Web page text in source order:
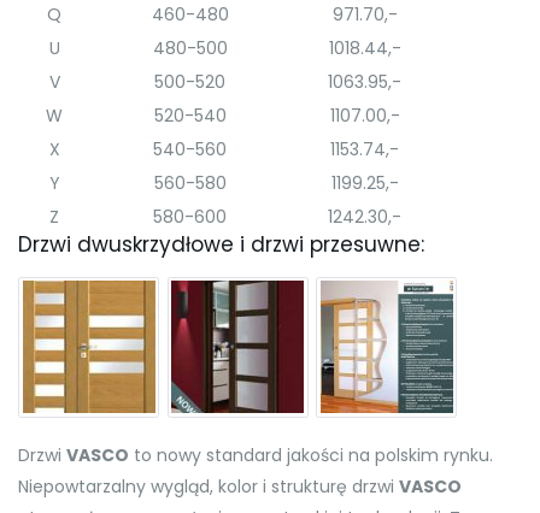
Q
460-480
971.70,-
U
480-500
1018.44,-
V
500-520
1063.95,-
W
520-540
1107.00,-
X
540-560
1153.74,-
Y
560-580
1199.25,-
Z
580-600 1242.30,-
Drzwi dwuskrzydłowe i drzwi przesuwne:
Drzwi VASCO to nowy standard jakości na polskim rynku.
Niepowtarzalny wygląd, kolor i strukturę drzwi VASCO